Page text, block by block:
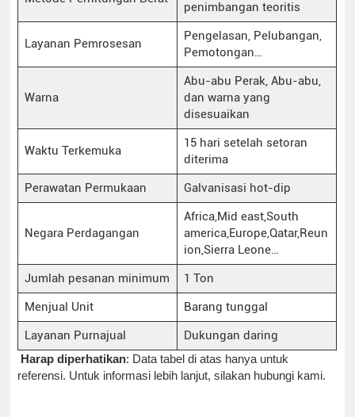
penimbangan teoritis
Layanan Pemrosesan
Pengelasan, Pelubangan,
Pemotongan…
Warna
Abu-abu Perak, Abu-abu,
dan warna yang
disesuaikan
Waktu Terkemuka
15 hari setelah setoran
diterima
Perawatan Permukaan
Galvanisasi hot-dip
Negara Perdagangan
Africa,Mid east,South
america,Europe,Qatar,Reun
ion,Sierra Leone…
Jumlah pesanan minimum
1 Ton
Menjual Unit
Barang tunggal
Layanan Purnajual
Dukungan daring
Harap diperhatikan: Data tabel di atas hanya untuk
referensi. Untuk informasi lebih lanjut, silakan hubungi kami.